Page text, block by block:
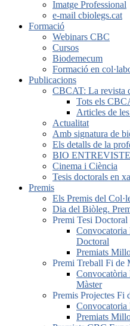
Imatge Professional
e-mail cbiolegs.cat
Formació
Webinars CBC
Cursos
Biodemecum
Formació en
Publicacions
CBCAT: La revista
Tots els
Articles de
Actualitat
Amb signatura de
Els detalls de la
BIO
Cinema i Ciència
Tesis doctorals en
Premis
Els Premis del
Dia del Biòleg.
Premi Tesi Doctoral
Convocatoria
Doctoral
Premiats
Premi Treball Fi de
Màster
Premis Projectes Fi
Convocatoria
Premiats